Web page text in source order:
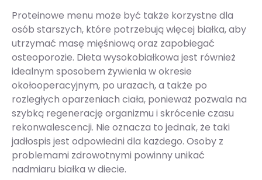
Proteinowe menu może być także korzystne dla
osób starszych, które potrzebują więcej białka, aby
utrzymać masę mięśniową oraz zapobiegać
osteoporozie. Dieta wysokobiałkowa jest również
idealnym sposobem żywienia w okresie
okołooperacyjnym, po urazach, a także po
rozległych oparzeniach ciała, ponieważ pozwala na
szybką regenerację organizmu i skrócenie czasu
rekonwalescencji. Nie oznacza to jednak, że taki
jadłospis jest odpowiedni dla każdego. Osoby z
problemami zdrowotnymi powinny unikać
nadmiaru białka w diecie.